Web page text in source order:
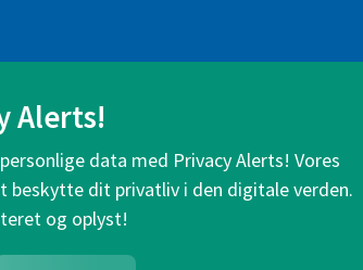
Alerts!
data med Privacy Alerts! Vores
beskytte dit privatliv i den digitale verden.
og oplyst!